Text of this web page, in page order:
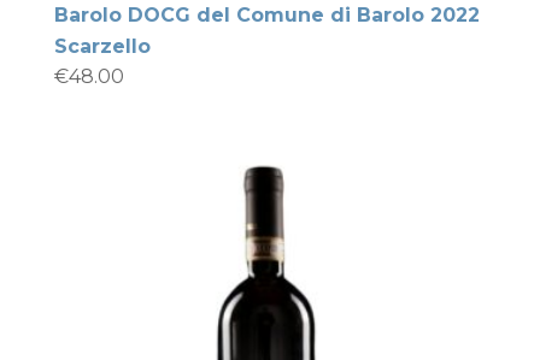
Barolo DOCG del Comune di Barolo 2022
Scarzello
€48.00